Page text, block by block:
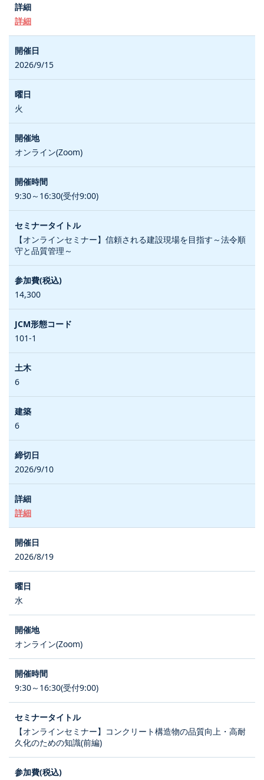
詳細
2026/9/15
火
オンライン(Zoom)
9:30～16:30(受付9:00)
【オンラインセミナー】信頼される建設現場を目指す～法令順
守と品質管理～
14,300
101-1
6
6
2026/9/10
詳細
2026/8/19
水
オンライン(Zoom)
9:30～16:30(受付9:00)
【オンラインセミナー】コンクリート構造物の品質向上・高耐
久化のための知識(前編)